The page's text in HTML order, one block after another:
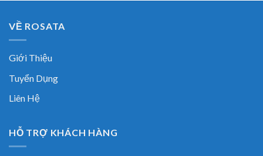
VỀ ROSATA
Giới Thiệu
Tuyển Dụng
Liên Hệ
HỖ TRỢ KHÁCH HÀNG